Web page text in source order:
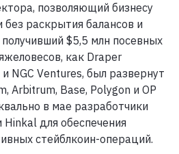
позволяющий бизнесу
раскрытия балансов и
$5,5 млн посевных
как Draper
NGC Ventures, был развернут
Arbitrum, Base, Polygon и OP
в мае разработчики
для обеспечения
стейблкоин-операций.